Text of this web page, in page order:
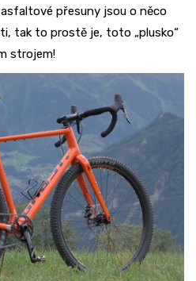
přesuny jsou o něco
tak to prostě je, toto „plusko“
strojem!